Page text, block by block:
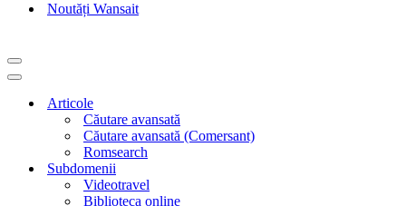
Noutăți Wansait
Meniu
de
Meniu
navigareArticole
Căutare avansată
Căutare avansată (Comersant)
Romsearch
Subdomenii
Videotravel
Biblioteca online